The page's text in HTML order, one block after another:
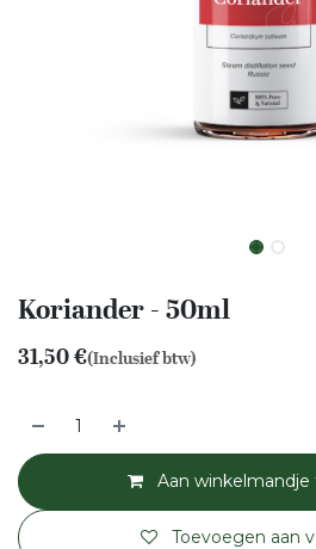
Koriander - 50ml
31,50€(Inclusief btw)
Aan
Toevoegen aan